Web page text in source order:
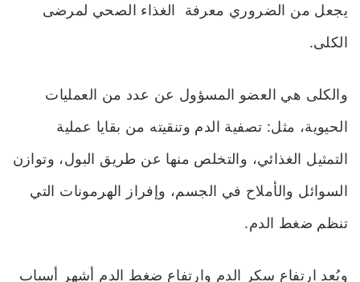
يجعل من الضروري معرفة الغذاء الصحي لمرضى
الكلى.
والكلى هي العضو المسؤول عن عدد من العمليات
الحيوية، مثل: تصفية الدم وتنقيته من بقايا عملية
التمثيل الغذائي، والتخلص منها عن طريق البول، وتوازن
السوائل والأملاح في الجسم، وإفراز الهرمونات التي
تنظم ضغط الدم.
ويُعد ارتفاع سكر الدم وارتفاع ضغط الدم أشهر أسباب